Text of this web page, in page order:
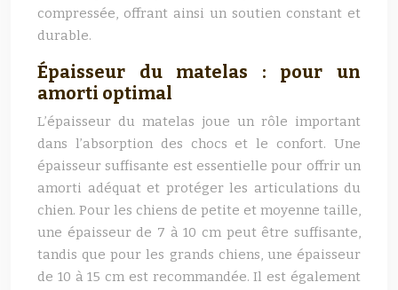
compressée, offrant ainsi un soutien constant et
durable.
Épaisseur du matelas : pour un
amorti optimal
L’épaisseur du matelas joue un rôle important
dans l’absorption des chocs et le confort. Une
épaisseur suffisante est essentielle pour offrir un
amorti adéquat et protéger les articulations du
chien. Pour les chiens de petite et moyenne taille,
une épaisseur de 7 à 10 cm peut être suffisante,
tandis que pour les grands chiens, une épaisseur
de 10 à 15 cm est recommandée. Il est également